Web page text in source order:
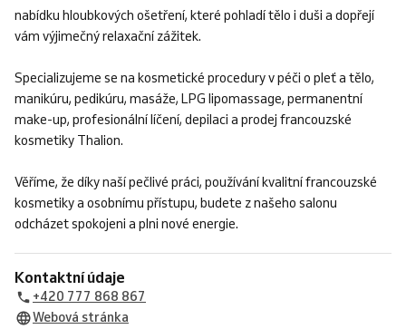
nabídku hloubkových ošetření, které pohladí tělo i duši a dopřejí
vám výjimečný relaxační zážitek.
Specializujeme se na kosmetické procedury v péči o pleť a tělo,
manikúru, pedikúru, masáže, LPG lipomassage, permanentní
make-up, profesionální líčení, depilaci a prodej francouzské
kosmetiky Thalion.
Věříme, že díky naší pečlivé práci, používání kvalitní francouzské
kosmetiky a osobnímu přístupu, budete z našeho salonu
odcházet spokojeni a plni nové energie.
Kontaktní údaje
+420 777 868 867
Webová stránka